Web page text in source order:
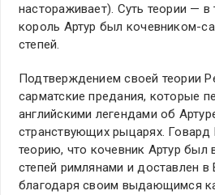
настораживает). Суть теории —
король Артур был кочевником-
степей.
Подтверждением своей теории
сарматские предания, которые
английскими легендами об
странствующих рыцарях.
теорию, что кочевник Артур был
степей римлянами и доставлен в
благодаря своим выдающимся